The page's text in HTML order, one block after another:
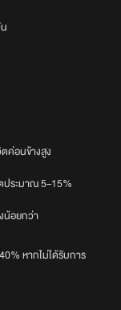
ค่อนข้างสูง
ประมาณ 5–15%
น้อยกว่า
หากไม่ได้รับการ